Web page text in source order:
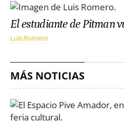
El estudiante de Pitman
Luis Romero
MÁS NOTICIAS